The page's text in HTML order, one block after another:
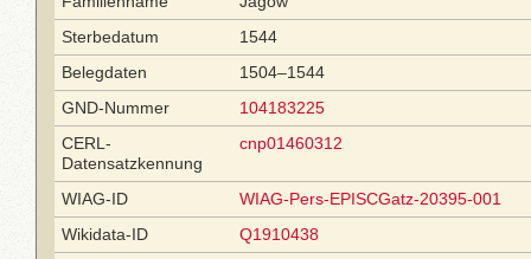
Sterbedatum
1544
Belegdaten
1504–1544
GND-Nummer
104183225
CERL-
Datensatzkennung
cnp01460312
WIAG-ID
WIAG-Pers-EPISCGatz-20395-001
Wikidata-ID
Q1910438